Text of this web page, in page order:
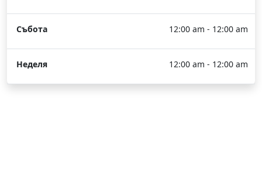
Събота 12:00 am - 12:00 am
Неделя 12:00 am - 12:00 am